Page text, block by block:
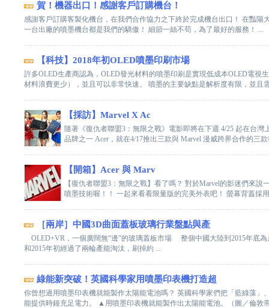
賀！機器出口！感謝客戶訂購機台！
感謝客戶訂購客製化機台，在我們合作協力之下終於完成機台出口！ 在豔
一台出廠的噴墨機台都是我們的驕傲！ 細節一絲不苟，為了最好的服務！ ...
【科技】2018年初OLED噴墨印刷市場
許多OLED生產商認為，OLED發光材料的噴墨印刷是實現低成本OLED電
材料浪費更少），並且可以非常快速。 噴墨的主要缺點是解析度有限，並且
【採訪】Marvel X Ac
隨著《復仇者聯盟3：無限之戰》電影即將在下週 4/25 起在台
品牌之一 Acer，就在4/17推出三款與 Marvel 漫威跨界合作的三
【開箱】Acer 與 Marv
【復仇者聯盟3：無限之戰】看了嗎？ 對於Marvel的影迷們來
噴墨技術喔！！ 一起來看看限量版的完美外表吧！ 螢幕背蓋採
［兩岸］中國3D曲面蓋板玻璃行業盤點與產
OLED+VR，一個廣闊無“邊”的玻璃蓋板市場 整個中國大陸到2015年底
和2015年初經過了兩輪產能淘汰，刷掉約 ...
綠能新突破！英國科學家用噴墨印表機打造超
你曾想過用噴墨印表機就能製作太陽能電池嗎？ 英國科學家們把「藍綠藻
能提供時鐘充足電力。 ▲用噴墨印表機就能製作出太陽能電池。（圖／倫敦